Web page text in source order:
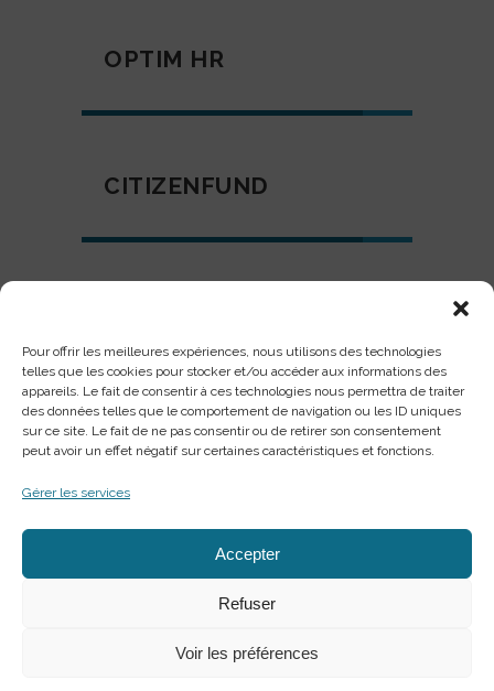
Pour offrir les meilleures expériences, nous utilisons des technologies
telles que les cookies pour stocker et/ou accéder aux informations des
appareils. Le fait de consentir à ces technologies nous permettra de traiter
des données telles que le comportement de navigation ou les ID uniques
sur ce site. Le fait de ne pas consentir ou de retirer son consentement
peut avoir un effet négatif sur certaines caractéristiques et fonctions.
Gérer les services
Accepter
Refuser
Voir les préférences
OPTIM HR
CITIZENFUND
Design
SUIVEZ-NOUS :